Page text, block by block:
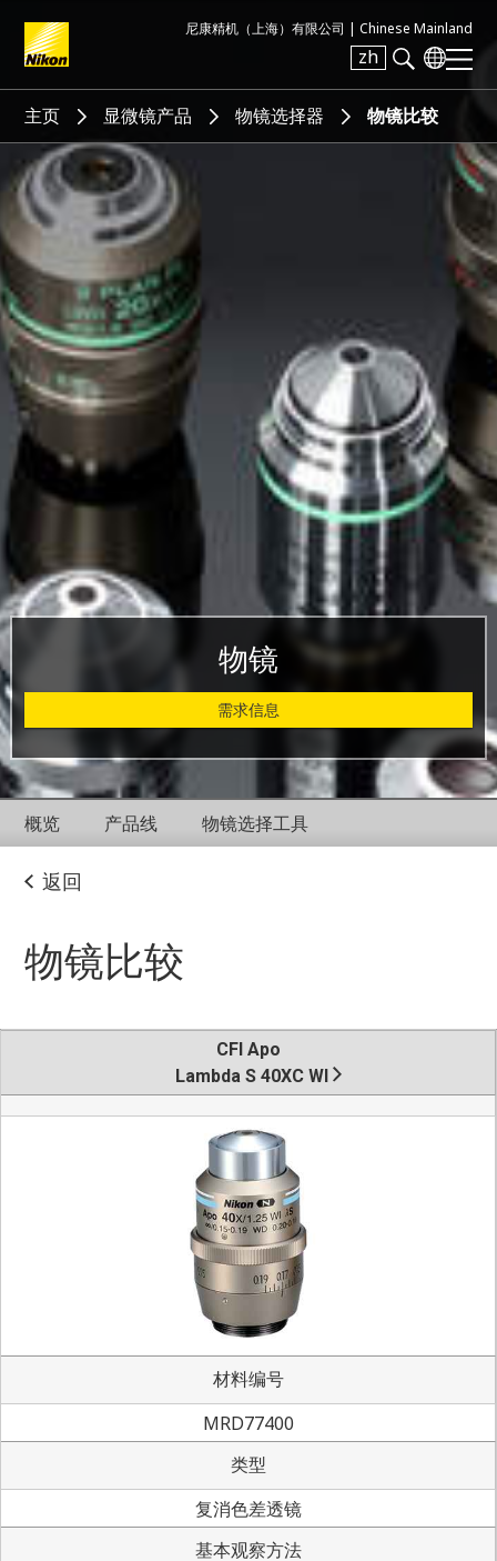
尼康精机（上海）有限公司 | Chinese Mainland
zh
Search keyword(s)
主页 显微镜产品 物镜选择器 物镜比较
物镜
需求信息
概览 产品线 物镜选择工具
返回
物镜比较
CFI Apo
Lambda S 40XC WI
材料编号
MRD77400
类型
复消色差透镜
基本观察方法